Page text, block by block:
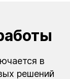
в
решений